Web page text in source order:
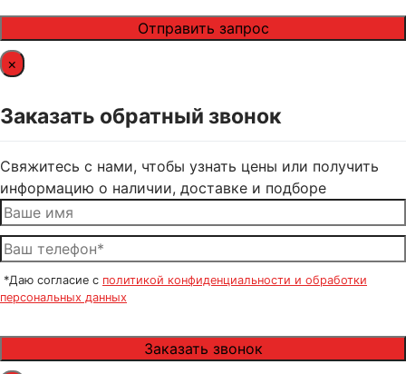
×
Заказать обратный звонок
Свяжитесь с нами, чтобы узнать цены или получить
информацию о наличии, доставке и подборе
*Даю согласие с политикой конфиденциальности и обработки
персональных данных